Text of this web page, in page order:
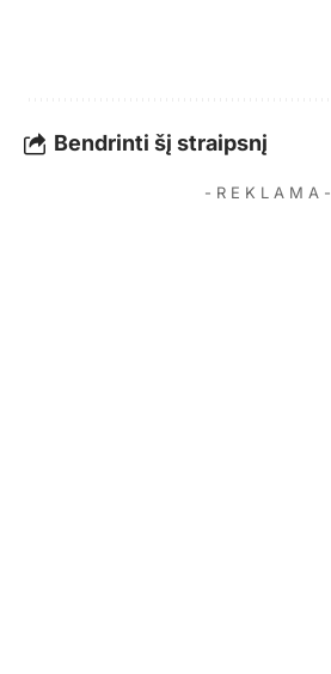
Bendrinti šį straipsnį
- R E K L A M A -